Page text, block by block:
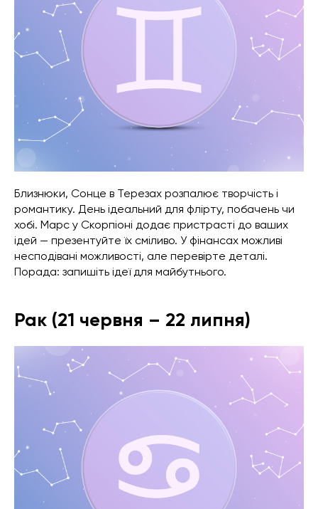
Близнюки, Сонце в Терезах розпалює творчість і
романтику. День ідеальний для флірту, побачень чи
хобі. Марс у Скорпіоні додає пристрасті до ваших
ідей — презентуйте їх сміливо. У фінансах можливі
несподівані можливості, але перевірте деталі.
Порада: запишіть ідеї для майбутнього.
Рак (21 червня – 22 липня)